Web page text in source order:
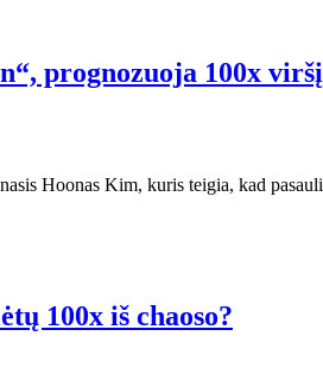
prognozuoja 100x
Hoonas Kim, kuris teigia, kad
100x iš chaoso?